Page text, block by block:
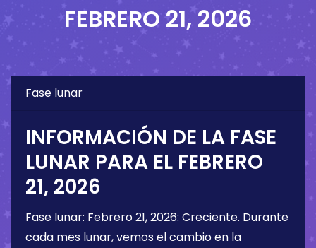
FEBRERO 21, 2026
Fase lunar
INFORMACIÓN DE LA FASE
LUNAR PARA EL FEBRERO
21, 2026
Fase lunar: Febrero 21, 2026: Creciente. Durante
cada mes lunar, vemos el cambio en la